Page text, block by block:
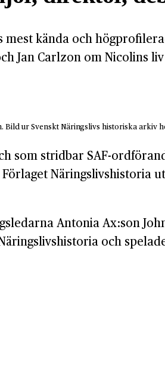
mest kända och
Jan Carlzon om Nicolins
ur Svenskt Näringslivs historiska arkiv
som stridbar SAF-
Näringslivshistoria
Antonia Ax:son
och